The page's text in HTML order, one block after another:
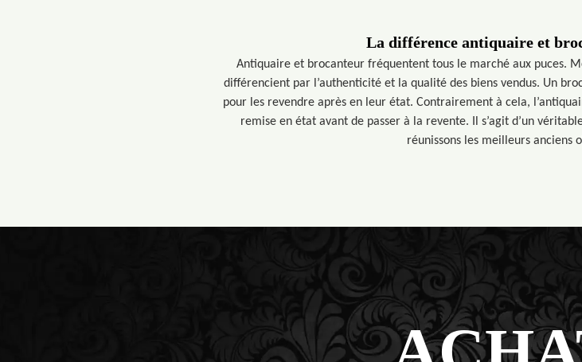
La différence antiquaire et
Antiquaire et brocanteur fréquentent tous le marché aux puces.
différencient par l’authenticité et la qualité des biens vendus. Un
pour les revendre après en leur état. Contrairement à cela,
remise en état avant de passer à la revente. Il s’agit d’un
réunissons les meilleurs anciens